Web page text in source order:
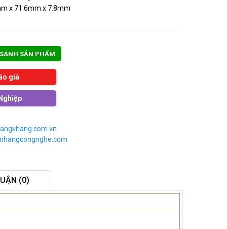
x 71.6mm x 7.8mm
SẢN PHẨM
giá
(0)